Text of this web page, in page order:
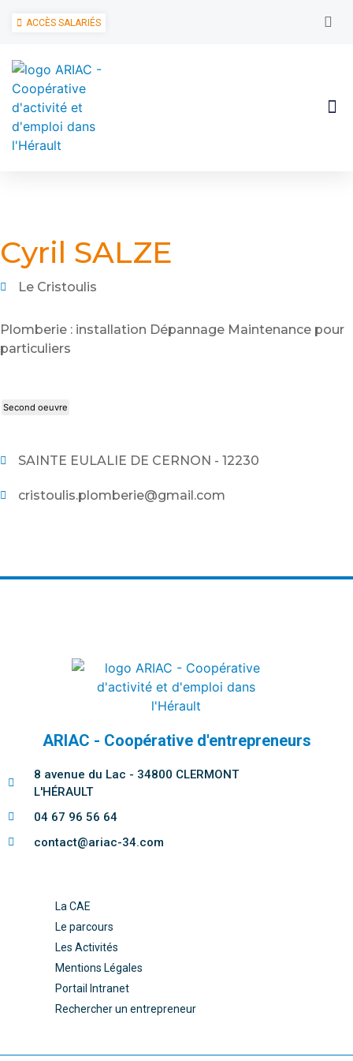
ACCÈS SALARIÉS
Cyril SALZE
Le Cristoulis
Plomberie : installation Dépannage Maintenance pour
particuliers
Second oeuvre
SAINTE EULALIE DE CERNON - 12230
cristoulis.plomberie@gmail.com
ARIAC - Coopérative d'entrepreneurs
8 avenue du Lac - 34800 CLERMONT
L'HÉRAULT
04 67 96 56 64
contact@ariac-34.com
La CAE
Le parcours
Les Activités
Mentions Légales
Portail Intranet
Rechercher un entrepreneur